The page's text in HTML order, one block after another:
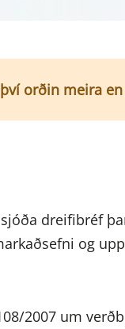
orðin meira
dreifibréf
og
2007 um